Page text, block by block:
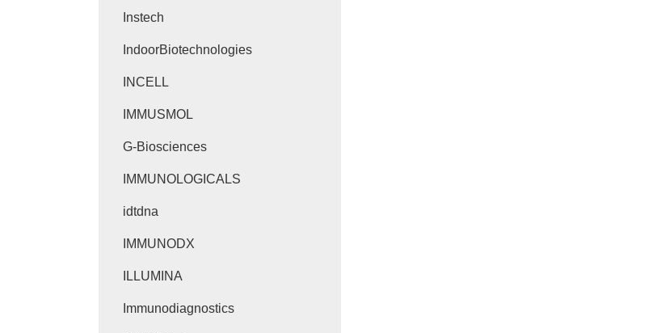
Instech
IndoorBiotechnologies
INCELL
IMMUSMOL
G-Biosciences
IMMUNOLOGICALS
idtdna
IMMUNODX
ILLUMINA
Immunodiagnostics